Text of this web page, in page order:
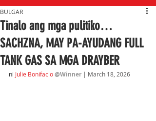
Tinalo ang mga pulitiko…
SACHZNA, MAY PA-AYUDANG FULL
TANK GAS SA MGA DRAYBER
BULGAR
ni Julie Bonifacio@Winner | March 18, 2026